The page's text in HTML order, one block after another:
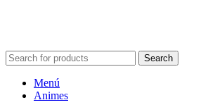
Search
Menú
Animes